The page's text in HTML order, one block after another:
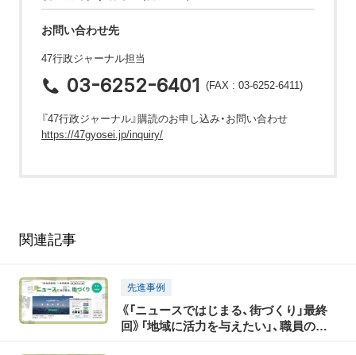
お問い合わせ先
47行政ジャーナル担当
03-6252-6401 (FAX : 03-6252-6411)
『47行政ジャーナル』購読のお申し込み・お問い合わせ
https://47gyosei.jp/inquiry/
関連記事
先進事例
《「ニュースではじまる、街づくり」最終
回》「地域に活力を与えたい」、職員の想